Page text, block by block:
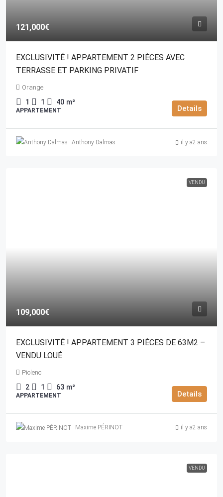
121,000€
EXCLUSIVITÉ ! APPARTEMENT 2 PIÈCES AVEC
TERRASSE ET PARKING PRIVATIF
Orange
1 1 40 m²
APPARTEMENT Details
Anthony Dalmas il y a2 ans
VENDU
109,000€
EXCLUSIVITÉ ! APPARTEMENT 3 PIÈCES DE 63M2 –
VENDU LOUÉ
Piolenc
2 1 63 m²
APPARTEMENT Details
Maxime PÉRINOT il y a2 ans
VENDU